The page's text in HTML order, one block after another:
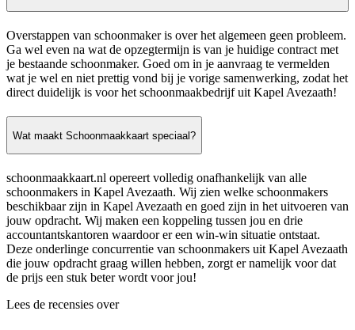
Overstappen van schoonmaker is over het algemeen geen probleem.
Ga wel even na wat de opzegtermijn is van je huidige contract met
je bestaande schoonmaker. Goed om in je aanvraag te vermelden
wat je wel en niet prettig vond bij je vorige samenwerking, zodat het
direct duidelijk is voor het schoonmaakbedrijf uit Kapel Avezaath!
Wat maakt Schoonmaakkaart speciaal?
schoonmaakkaart.nl opereert volledig onafhankelijk van alle
schoonmakers in Kapel Avezaath. Wij zien welke schoonmakers
beschikbaar zijn in Kapel Avezaath en goed zijn in het uitvoeren van
jouw opdracht. Wij maken een koppeling tussen jou en drie
accountantskantoren waardoor er een win-win situatie ontstaat.
Deze onderlinge concurrentie van schoonmakers uit Kapel Avezaath
die jouw opdracht graag willen hebben, zorgt er namelijk voor dat
de prijs een stuk beter wordt voor jou!
Lees de recensies over